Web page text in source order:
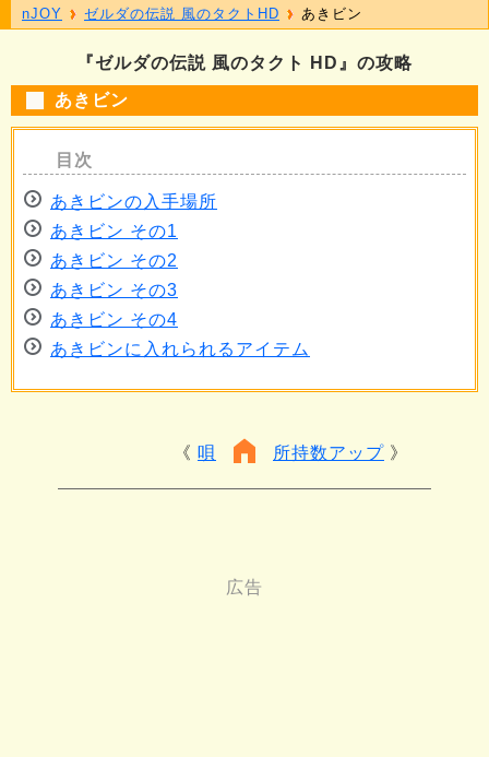
『ゼルダの伝説 風のタクト HD』の攻略
あきビン
あきビンの入手場所
あきビン その1
あきビン その2
あきビン その3
あきビン その4
あきビンに入れられるアイテム
唄 所持数アップ
nJOY ゼルダの伝説 風のタクトHD あきビン